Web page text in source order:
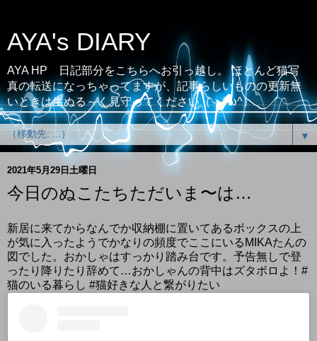
AYA's DIARY
AYA HP 日記部分をこちらへお引っ越し。 ほとんど猫写
真の転送になっちゃってますが、記事らしいものの更新無
いときは生ぬる～く見守ってください（；^ω^）
▼
2021年5月29日土曜日
今日のぬこたちただいま〜は…
新居に来てからなんでか収納棚に置いてあるボックスの上
が気に入ったようでかなりの頻度でここにいるMIKAたんの
図でした。おかしゃはすっかり踏み台です。予告無しで登
ったり降りたり辞めて…おかしゃんの背中はズタボロよ！#
猫のいる暮らし #猫好きな人と繋がりたい